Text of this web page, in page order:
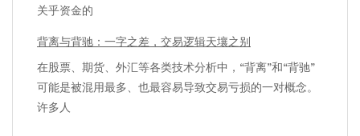
关乎资金的
背离与背驰：一字之差，交易逻辑天壤之别
在股票、期货、外汇等各类技术分析中，“背离”和“背驰”
可能是被混用最多、也最容易导致交易亏损的一对概念。
许多人